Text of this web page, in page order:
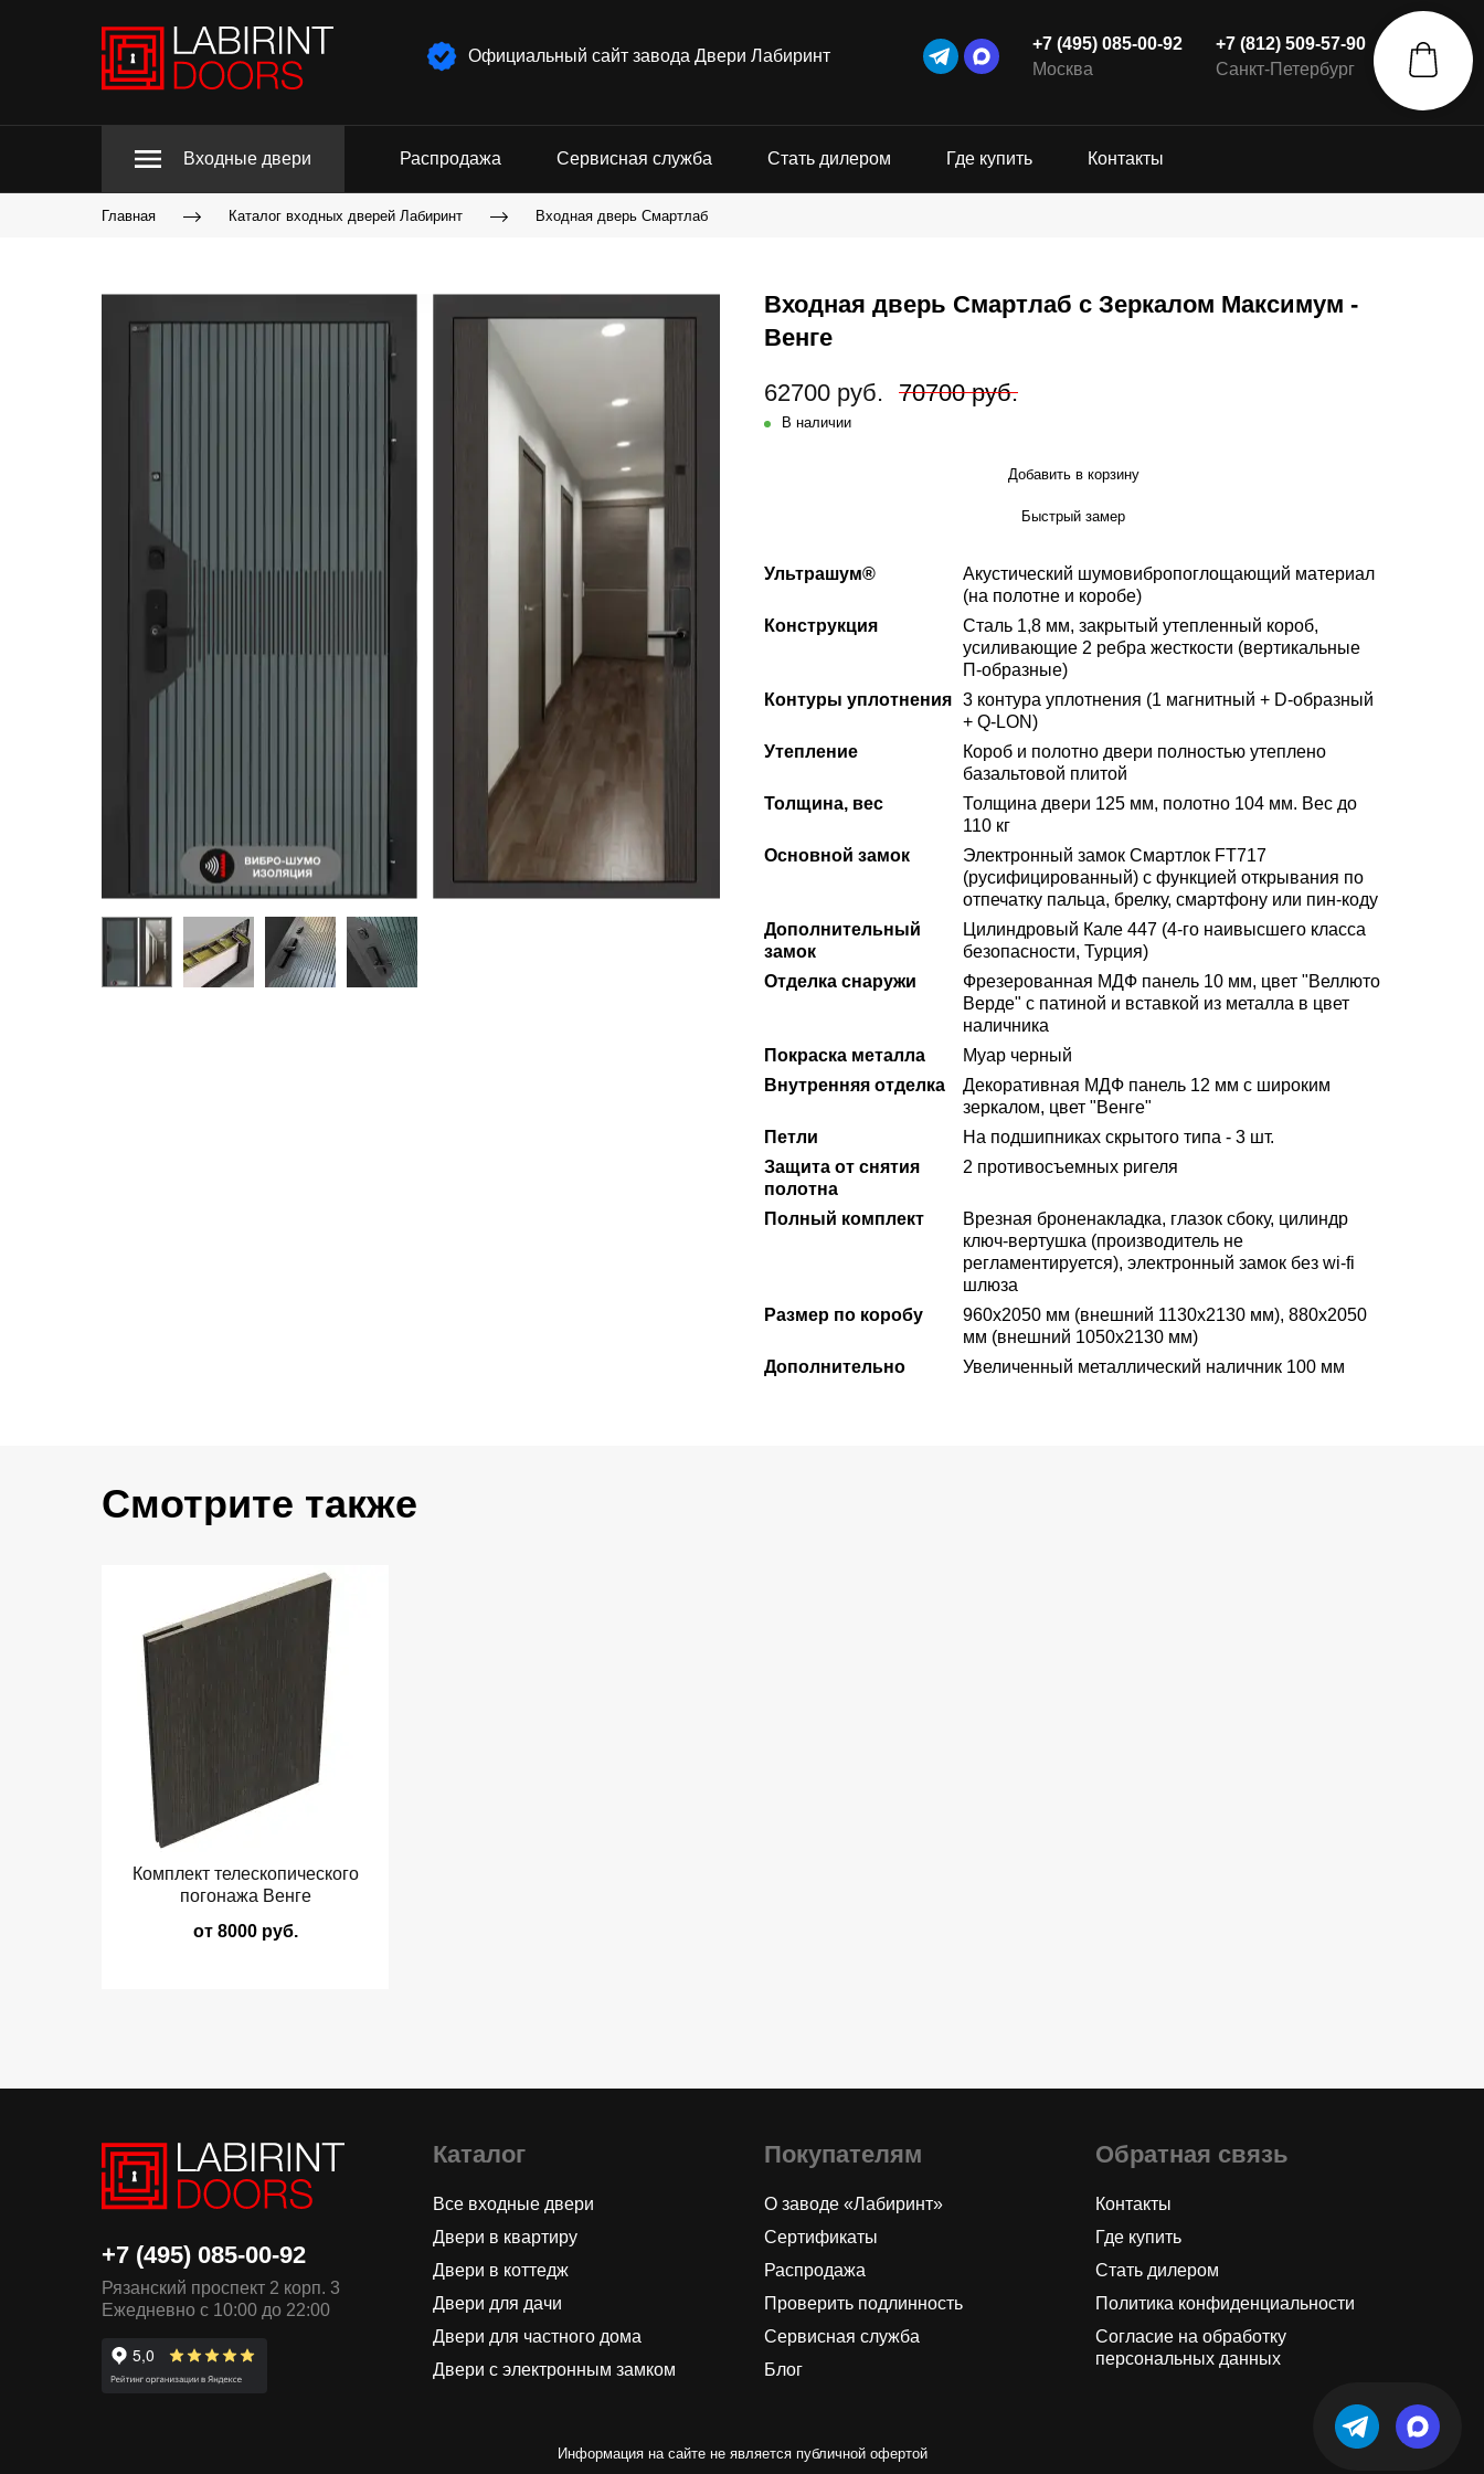
Официальный сайт завода Двери Лабиринт
+7 (495) 085-00-92
Москва
+7 (812) 509-57-90
Санкт-Петербург
Входные двери Распродажа Сервисная служба Стать дилером Где купить Контакты
Главная Каталог входных дверей Лабиринт Входная дверь Смартлаб
Входная дверь Смартлаб с Зеркалом Максимум -
Венге
62700 руб.
70700 руб.
В наличии
Добавить в корзину
Быстрый замер
Ультрашум®
Акустический шумовибропоглощающий материал
(на полотне и коробе)
Конструкция
Сталь 1,8 мм, закрытый утепленный короб,
усиливающие 2 ребра жесткости (вертикальные
П-образные)
Контуры уплотнения 3 контура уплотнения (1 магнитный + D-образный
+ Q-LON)
Утепление
Короб и полотно двери полностью утеплено
базальтовой плитой
Толщина, вес
Толщина двери 125 мм, полотно 104 мм. Вес до
110 кг
Основной замок
Электронный замок Смартлок FT717
(русифицированный) с функцией открывания по
отпечатку пальца, брелку, смартфону или пин-коду
Дополнительный
замок
Цилиндровый Кале 447 (4-го наивысшего класса
безопасности, Турция)
Отделка снаружи
Фрезерованная МДФ панель 10 мм, цвет "Веллюто
Верде" с патиной и вставкой из металла в цвет
наличника
Покраска металла
Муар черный
Внутренняя отделка
Декоративная МДФ панель 12 мм с широким
зеркалом, цвет "Венге"
Петли
На подшипниках скрытого типа - 3 шт.
Защита от снятия
полотна
2 противосъемных ригеля
Полный комплект
Врезная броненакладка, глазок сбоку, цилиндр
ключ-вертушка (производитель не
регламентируется), электронный замок без wi-fi
шлюза
Размер по коробу
960х2050 мм (внешний 1130х2130 мм), 880х2050
мм (внешний 1050х2130 мм)
Дополнительно
Увеличенный металлический наличник 100 мм
Смотрите также
Комплект телескопического
погонажа Венге
от 8000 руб.
+7 (495) 085-00-92
Рязанский проспект 2 корп. 3
Ежедневно с 10:00 до 22:00
Каталог
Все входные двери
Двери в квартиру
Двери в коттедж
Двери для дачи
Двери для частного дома
Двери с электронным замком
Покупателям
О заводе «Лабиринт»
Сертификаты
Распродажа
Проверить подлинность
Сервисная служба
Блог
Обратная связь
Контакты
Где купить
Стать дилером
Политика конфиденциальности
Согласие на обработку
персональных данных
Информация на сайте не является публичной офертой